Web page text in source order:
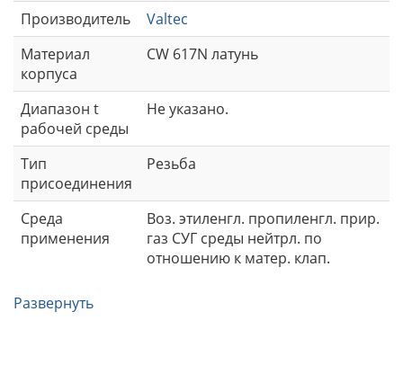
Производитель
Valtec
Материал
корпуса
CW 617N латунь
Диапазон t
рабочей среды
Не указано.
Тип
присоединения
Резьба
Среда
применения
Воз. этиленгл. пропиленгл. прир.
газ СУГ среды нейтрл. по
отношению к матер. клап.
Развернуть